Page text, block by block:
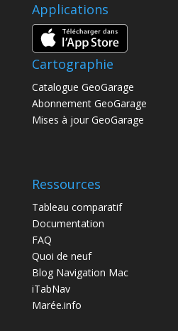
Applications
Cartographie
Catalogue GeoGarage
Abonnement GeoGarage
Mises à jour GeoGarage
Ressources
Tableau comparatif
Documentation
FAQ
Quoi de neuf
Blog Navigation Mac
iTabNav
Marée.info